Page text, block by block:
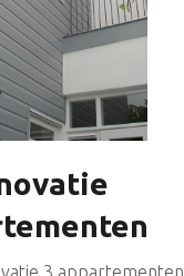
3 appartementen